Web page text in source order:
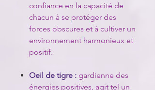
confiance en la capacité de
chacun à se protéger des
forces obscures et à cultiver un
environnement harmonieux et
positif.
Oeil de tigre : gardienne des
énergies positives, agit tel un